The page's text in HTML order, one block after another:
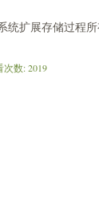
扩展存储过程
次数: 2019